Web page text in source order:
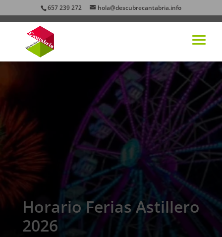
657 239 272 hola@descubrecantabria.info
Horario Ferias Astillero
2026